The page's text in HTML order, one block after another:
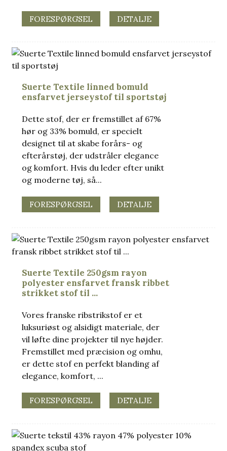
FORESPØRGSEL DETALJE
Suerte Textile linned bomuld
ensfarvet jerseystof til sportstøj
Dette stof, der er fremstillet af 67%
hør og 33% bomuld, er specielt
designet til at skabe forårs- og
efterårstøj, der udstråler elegance
og komfort. Hvis du leder efter unikt
og moderne tøj, så...
FORESPØRGSEL DETALJE
Suerte Textile 250gsm rayon
polyester ensfarvet fransk ribbet
strikket stof til ...
Vores franske ribstrikstof er et
luksuriøst og alsidigt materiale, der
vil løfte dine projekter til nye højder.
Fremstillet med præcision og omhu,
er dette stof en perfekt blanding af
elegance, komfort, ...
FORESPØRGSEL DETALJE